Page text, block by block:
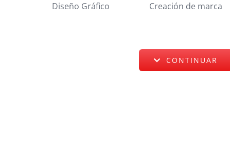
Diseño Gráfico Creación de marca
CONTINUAR